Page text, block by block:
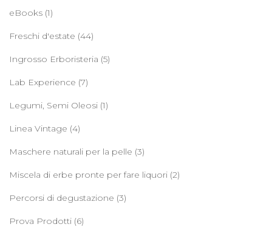
eBooks (1)
Freschi d'estate (44)
Ingrosso Erboristeria (5)
Lab Experience (7)
Legumi, Semi Oleosi (1)
Linea Vintage (4)
Maschere naturali per la pelle (3)
Miscela di erbe pronte per fare liquori (2)
Percorsi di degustazione (3)
Prova Prodotti (6)